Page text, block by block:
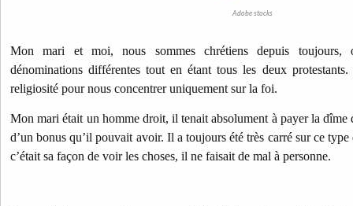
Adobe stocks
Mon mari et moi, nous sommes chrétiens depuis toujours,
dénominations différentes tout en étant tous les deux
religiosité pour nous concentrer uniquement sur la foi.
Mon mari était un homme droit, il tenait absolument à payer la dîme
d’un bonus qu’il pouvait avoir. Il a toujours été très carré sur ce
c’était sa façon de voir les choses, il ne faisait de mal à personne.